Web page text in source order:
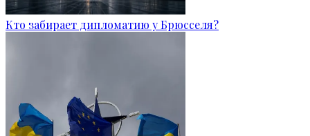
Кто забирает дипломатию у Брюсселя?